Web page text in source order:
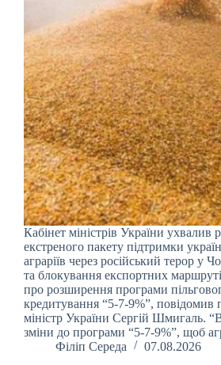
Кабінет міністрів України ухвалив
екстреного пакету підтримки
аграріїв через російський терор у
та блокування експортних
про розширення програми
кредитування “5-7-9%”, повідомив
міністр України Сергій Шмигаль.
зміни до програми “5-7-9%”, щоб
Філіп Середа
07.08.2026